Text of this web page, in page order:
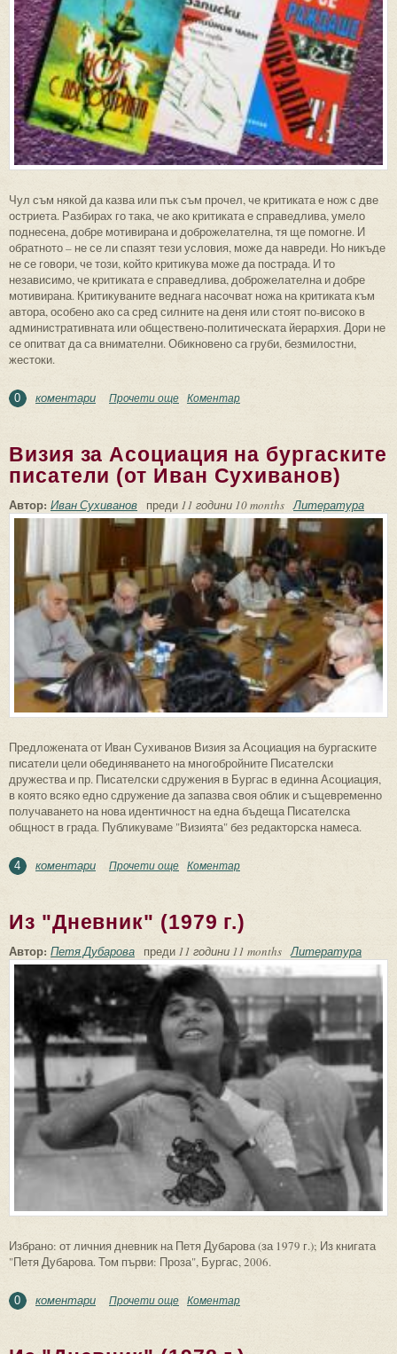
Чул съм някой да казва или пък съм прочел, че критиката е нож с две
остриета. Разбирах го така, че ако критиката е справедлива, умело
поднесена, добре мотивирана и доброжелателна, тя ще помогне. И
обратното – не се ли спазят тези условия, може да навреди. Но никъде
не се говори, че този, който критикува може да пострада. И то
независимо, че критиката е справедлива, доброжелателна и добре
мотивирана. Критикуваните веднага насочват ножа на критиката към
автора, особено ако са сред силните на деня или стоят по-високо в
административната или обществено-политическата йерархия. Дори не
се опитват да са внимателни. Обикновено са груби, безмилостни,
жестоки.
0 коментари Прочети още about Несполучливият фейлетон (из "Нож
Коментар
Визия за Асоциация на бургаските
писатели (от Иван Сухиванов)
Автор: Иван Сухиванов преди 11 години 10 months Литература
Предложената от Иван Сухиванов Визия за Асоциация на бургаските
писатели цели обединяването на многобройните Писателски
дружества и пр. Писателски сдружения в Бургас в единна Асоциация,
в която всяко едно сдружение да запазва своя облик и същевременно
получаването на нова идентичност на една бъдеща Писателска
общност в града. Публикуваме "Визията" без редакторска намеса.
4 коментари Прочети още about Визия за Асоциация на бургаските
Коментар
Из "Дневник" (1979 г.)
Автор: Петя Дубарова преди 11 години 11 months Литература
Избрано: от личния дневник на Петя Дубарова (за 1979 г.); Из книгата
"Петя Дубарова. Том първи: Проза", Бургас, 2006.
0 коментари Прочети още about Из "Дневник" (1979 г.)
Коментар